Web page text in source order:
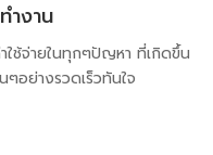
งาน
ใช้จ่ายในทุกๆปัญหา ที่เกิดขึ้น
ๆอย่างรวดเร็วทันใจ